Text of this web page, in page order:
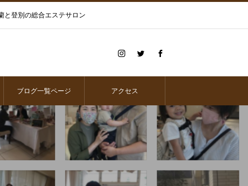
と登別の総合エステサロン
ブログ一覧ページ アクセス